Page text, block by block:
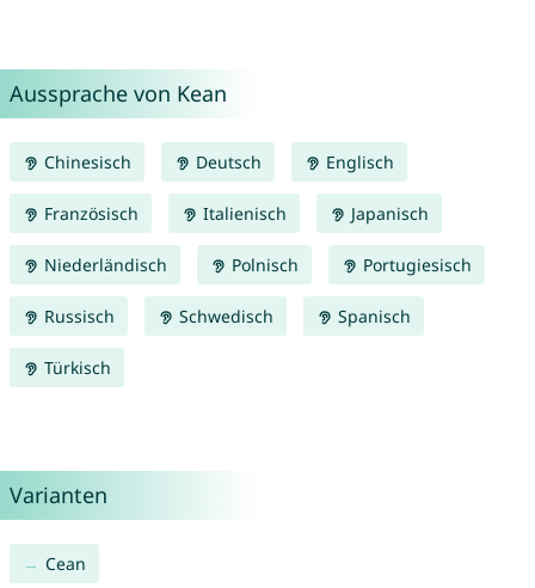
Aussprache von Kean
Chinesisch Deutsch Englisch
Französisch Italienisch Japanisch
Niederländisch Polnisch Portugiesisch
Russisch Schwedisch Spanisch
Türkisch
Varianten
Cean